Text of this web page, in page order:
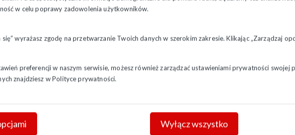
w celu poprawy zadowolenia użytkowników.
się” wyrażasz zgodę na przetwarzanie Twoich danych w szerokim zakresie. Klikając „Zarządzaj
preferencji w naszym serwisie, możesz również zarządzać ustawieniami prywatności swojej
znajdziesz wPolityce prywatności.
Wyłącz wszystko